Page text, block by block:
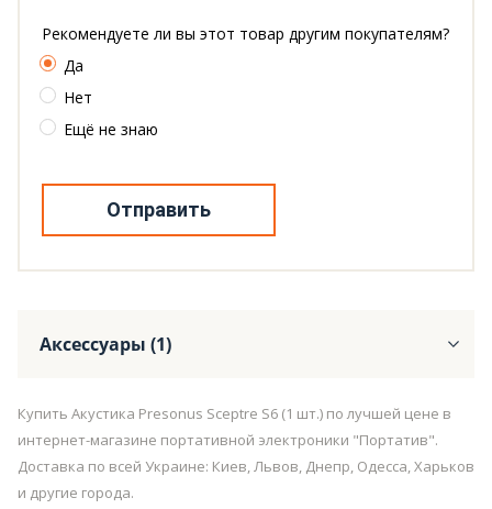
Рекомендуете ли вы этот товар другим покупателям?
Да
Нет
Ещё не знаю
Отправить
Аксессуары (1)
Купить Акустика Presonus Sceptre S6 (1 шт.) по лучшей цене в
интернет-магазине портативной электроники "Портатив".
Доставка по всей Украине: Киев, Львов, Днепр, Одесса, Харьков
и другие города.